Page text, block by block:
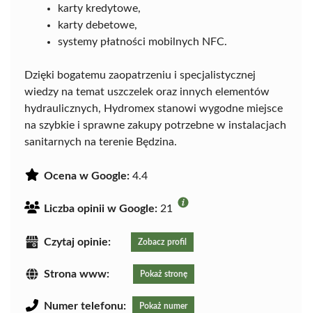
karty kredytowe,
karty debetowe,
systemy płatności mobilnych NFC.
Dzięki bogatemu zaopatrzeniu i specjalistycznej
wiedzy na temat uszczelek oraz innych elementów
hydraulicznych, Hydromex stanowi wygodne miejsce
na szybkie i sprawne zakupy potrzebne w instalacjach
sanitarnych na terenie Będzina.
Ocena w Google: 4.4
Liczba opinii w Google: 21
Czytaj opinie: Zobacz profil
Strona www: Pokaż stronę
Numer telefonu: Pokaż numer